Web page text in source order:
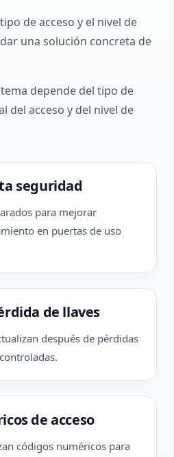
de acceso y el nivel de
una solución concreta de
depende del tipo de
del acceso y del nivel de
seguridad
para mejorar
en puertas de uso
de llaves
después de pérdidas
de acceso
códigos numéricos para